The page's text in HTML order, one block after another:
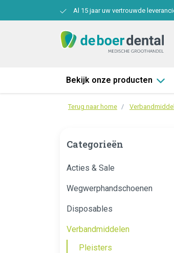
Al 15 jaar uw vertrouwde
Bekijk onze producten
Terug naar home
Categorieën
Acties & Sale
Wegwerphandschoenen
Disposables
Verbandmiddelen
Pleisters